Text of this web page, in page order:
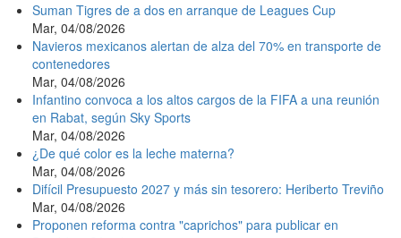
Suman Tigres de a dos en arranque de Leagues Cup
Mar, 04/08/2026
Navieros mexicanos alertan de alza del 70% en transporte de
contenedores
Mar, 04/08/2026
Infantino convoca a los altos cargos de la FIFA a una reunión
en Rabat, según Sky Sports
Mar, 04/08/2026
¿De qué color es la leche materna?
Mar, 04/08/2026
Difícil Presupuesto 2027 y más sin tesorero: Heriberto Treviño
Mar, 04/08/2026
Proponen reforma contra "caprichos" para publicar en